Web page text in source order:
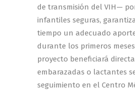
de transmisión del VIH—
infantiles seguras,
tiempo un adecuado
durante los primeros
proyecto beneficiará
embarazadas o lactantes
seguimiento en el Centro